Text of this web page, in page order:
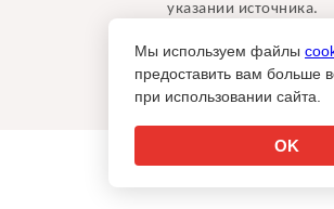
указании источника.
18+
Мы используем файлы
предоставить вам больше
при использовании сайта.
OK